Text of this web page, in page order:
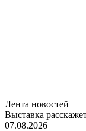
Лента новостей
Выставка
07.08.2026